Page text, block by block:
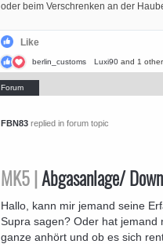
oder beim Verschrenken an der
Like
berlin_customs Luxi90 and 1 other
FBN83 replied in forum topic
MK5 |Abgasanlage/
Hallo, kann mir jemand seine
Supra sagen? Oder hat jemand
ganze anhört und ob es sich